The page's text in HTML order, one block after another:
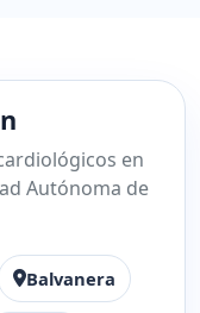
en
Autónoma de
Balvanera